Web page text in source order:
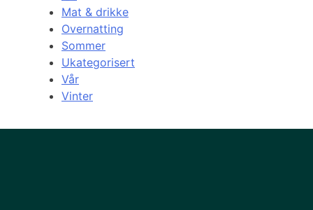
Mat & drikke
Overnatting
Sommer
Ukategorisert
Vår
Vinter